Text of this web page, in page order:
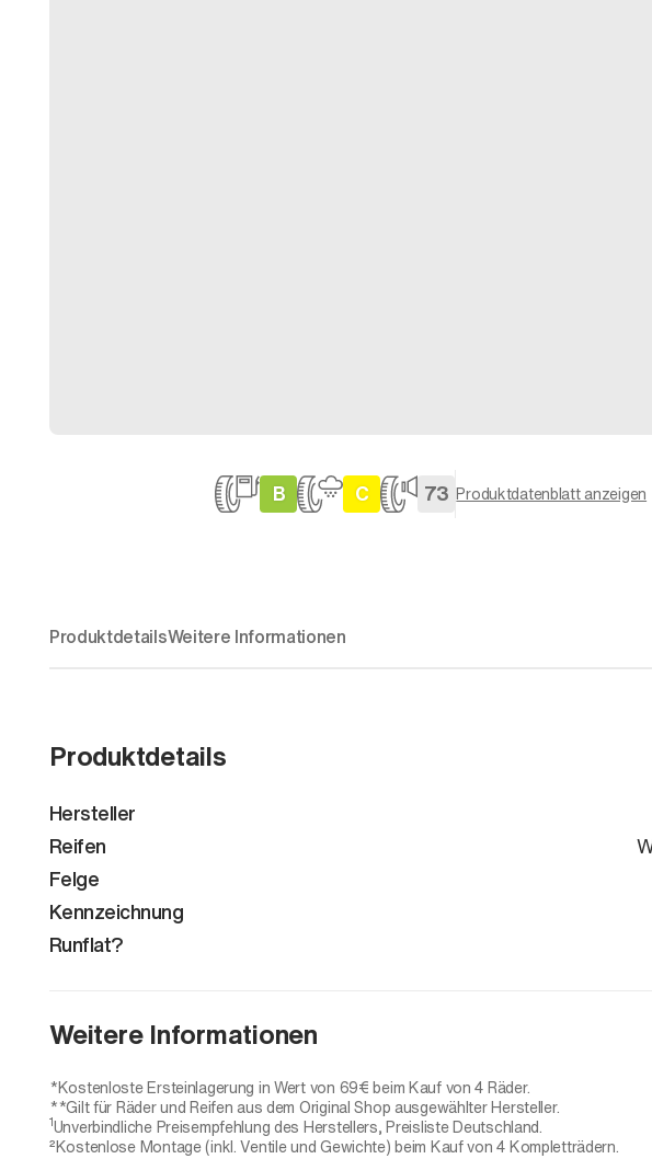
ProduktdetailsWeitere Informationen
Produktdetails
Hersteller
Reifen
Felge
Kennzeichnung
Runflat?
Weitere Informationen
*Kostenloste Ersteinlagerung in Wert von 69€ beim Kauf von 4 Räder.
**Gilt für Räder und Reifen aus dem Original Shop ausgewählter Hersteller.
1Unverbindliche Preisempfehlung des Herstellers, Preisliste Deutschland.
²Kostenlose Montage (inkl. Ventile und Gewichte) beim Kauf von 4 Kompletträdern.
B C 73 Produktdatenblatt anzeigen